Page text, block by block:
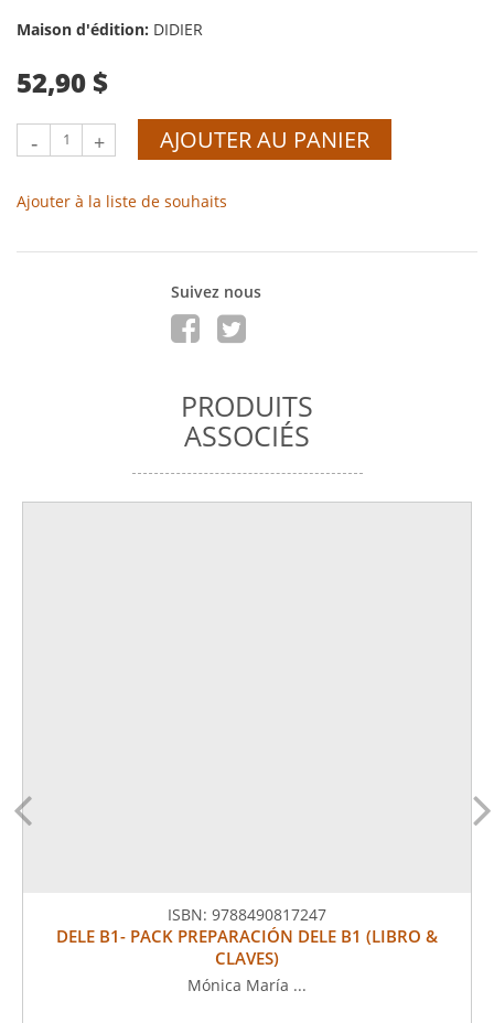
Maison d'édition: DIDIER
52,90 $
- + AJOUTER AU PANIER
Ajouter à la liste de souhaits
Suivez nous
PRODUITS
ASSOCIÉS
ISBN: 9788490817247
DELE B1- PACK PREPARACIÓN DELE B1 (LIBRO &
CLAVES)
Mónica María ...